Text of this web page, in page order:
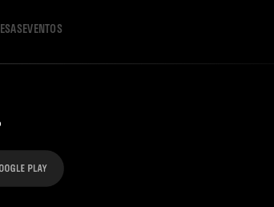
EVENTOS